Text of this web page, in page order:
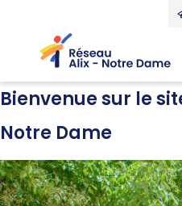
Bienvenue sur le
Notre Dame